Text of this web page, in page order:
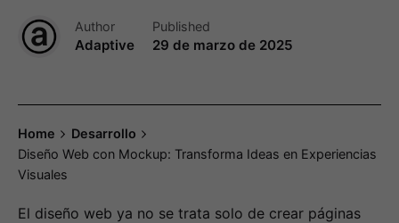
Author
Adaptive
Published
29 de marzo de 2025
Home
Desarrollo
Diseño Web con Mockup: Transforma Ideas en Experiencias
Visuales
El diseño web ya no se trata solo de crear páginas